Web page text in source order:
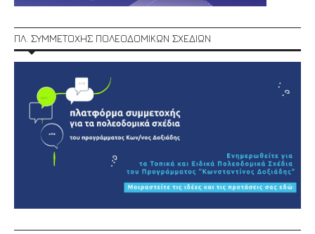
ΠΛ. ΣΥΜΜΕΤΟΧΗΣ ΠΟΛΕΟΔΟΜΙΚΩΝ ΣΧΕΔΙΩΝ